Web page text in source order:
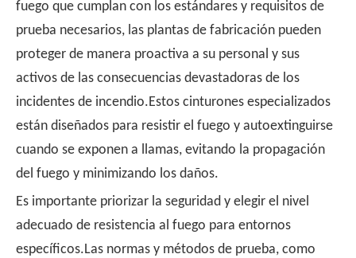
fuego que cumplan con los estándares y requisitos de
prueba necesarios, las plantas de fabricación pueden
proteger de manera proactiva a su personal y sus
activos de las consecuencias devastadoras de los
incidentes de incendio.Estos cinturones especializados
están diseñados para resistir el fuego y autoextinguirse
cuando se exponen a llamas, evitando la propagación
del fuego y minimizando los daños.
Es importante priorizar la seguridad y elegir el nivel
adecuado de resistencia al fuego para entornos
específicos.Las normas y métodos de prueba, como